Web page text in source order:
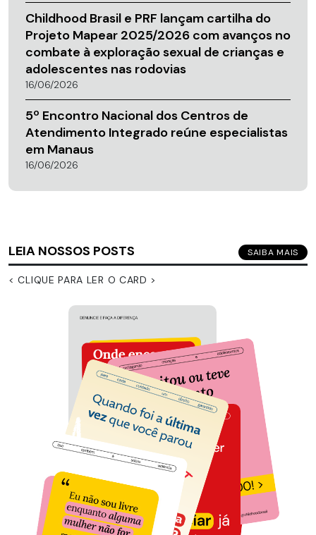
Childhood Brasil e PRF lançam cartilha do
Projeto Mapear 2025/2026 com avanços no
combate à exploração sexual de crianças e
adolescentes nas rodovias
16/06/2026
5º Encontro Nacional dos Centros de
Atendimento Integrado reúne especialistas
em Manaus
16/06/2026
LEIA NOSSOS POSTS SAIBA MAIS
< CLIQUE PARA LER O CARD >